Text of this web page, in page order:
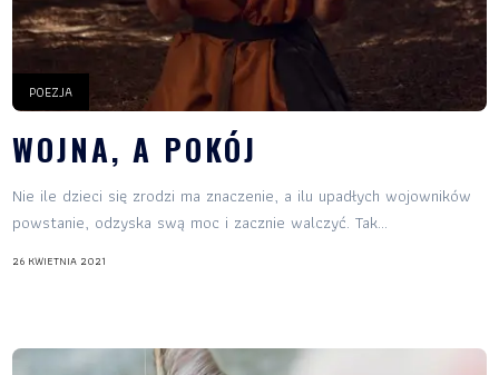
POEZJA
WOJNA, A POKÓJ
Nie ile dzieci się zrodzi ma znaczenie, a ilu upadłych wojowników
powstanie, odzyska swą moc i zacznie walczyć. Tak...
26 KWIETNIA 2021